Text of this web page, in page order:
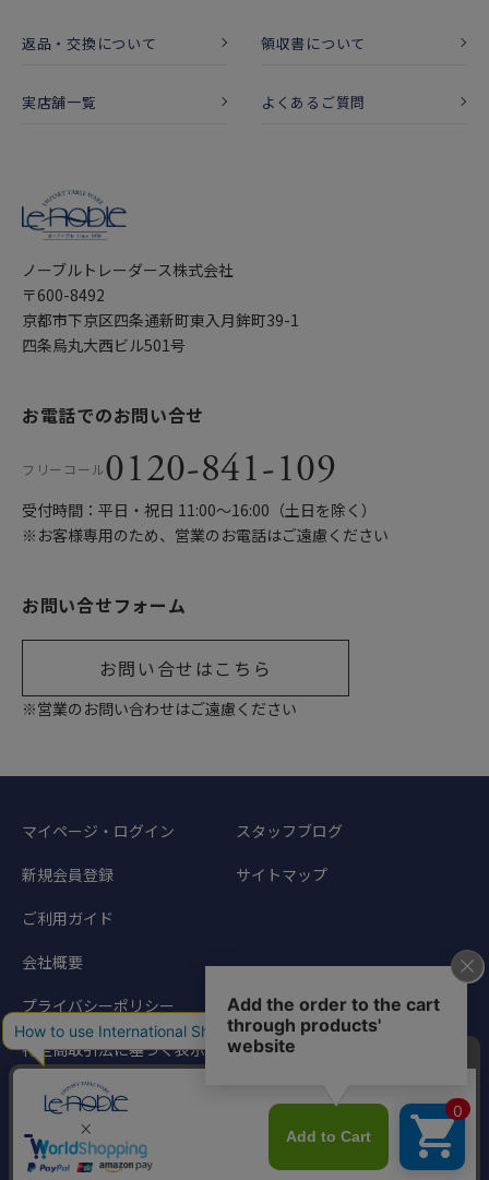
返品・交換について 領収書について
実店舗一覧 よくあるご質問
ノーブルトレーダース株式会社
〒600-8492
京都市下京区四条通新町東入月鉾町39-1
四条烏丸大西ビル501号
お電話でのお問い合せ
フリーコール0120-841-109
受付時間：平日・祝日 11:00〜16:00（土日を除く）
※お客様専用のため、営業のお電話はご遠慮ください
お問い合せフォーム
お問い合せはこちら
※営業のお問い合わせはご遠慮ください
マイページ・ログイン
新規会員登録
ご利用ガイド
会社概要
プライバシーポリシー
特定商取引法に基づく表示
スタッフブログ
サイトマップ